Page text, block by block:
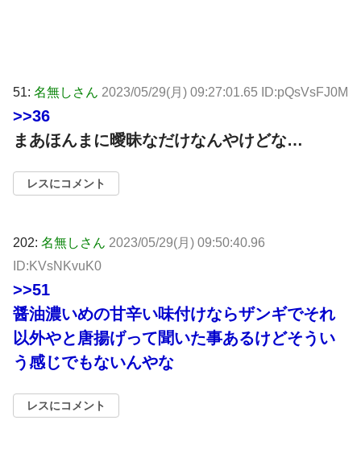
51: 名無しさん 2023/05/29(月) 09:27:01.65 ID:pQsVsFJ0M
>>36
まあほんまに曖昧なだけなんやけどな…
レスにコメント
202: 名無しさん 2023/05/29(月) 09:50:40.96
ID:KVsNKvuK0
>>51
醤油濃いめの甘辛い味付けならザンギでそれ
以外やと唐揚げって聞いた事あるけどそうい
う感じでもないんやな
レスにコメント